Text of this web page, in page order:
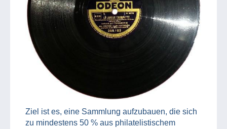
Ziel ist es, eine Sammlung aufzubauen, die sich
zu mindestens 50 % aus philatelistischem